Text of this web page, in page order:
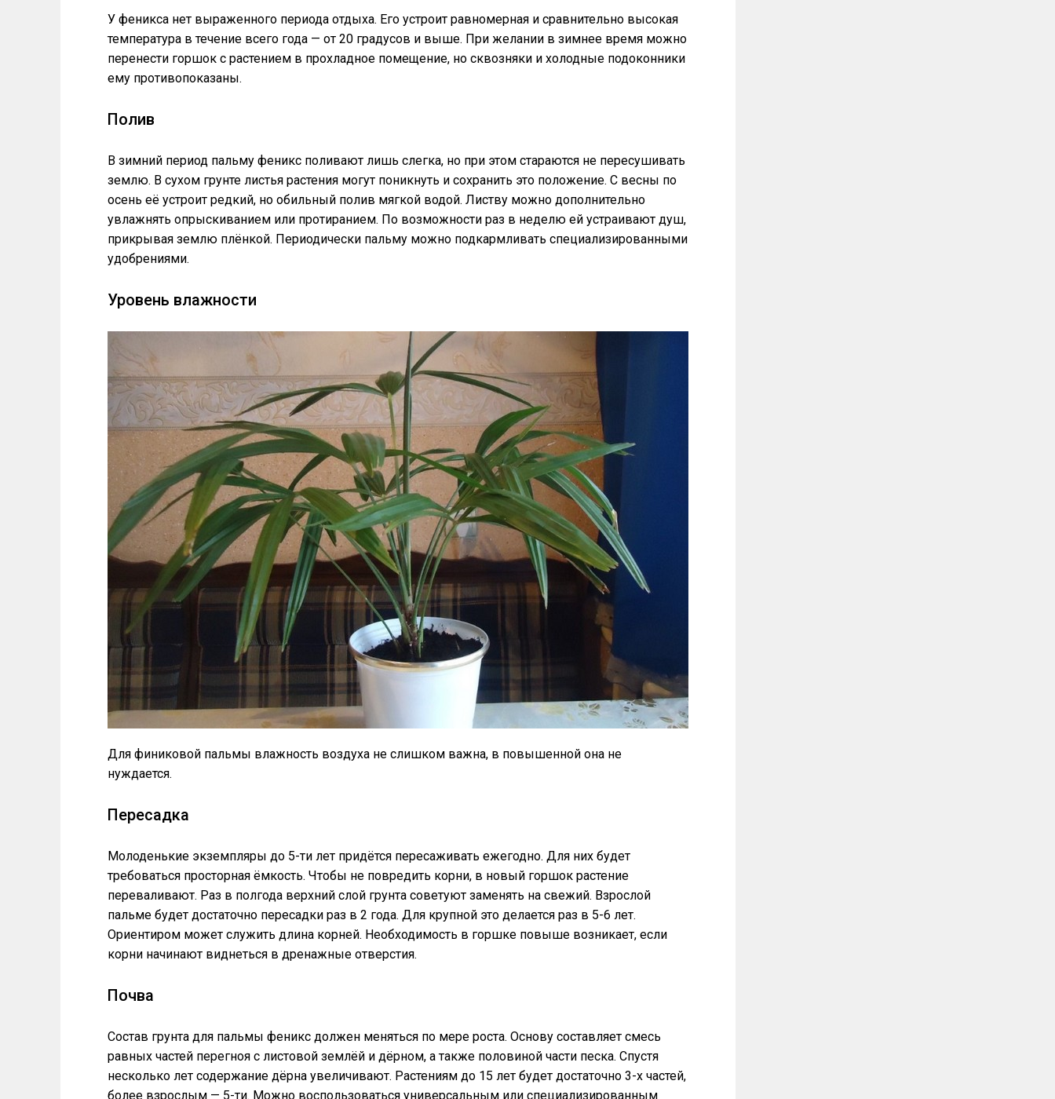
У феникса нет выраженного периода отдыха. Его устроит равномерная и сравнительно высокая
температура в течение всего года — от 20 градусов и выше. При желании в зимнее время можно
перенести горшок с растением в прохладное помещение, но сквозняки и холодные подоконники
ему противопоказаны.
Полив
В зимний период пальму феникс поливают лишь слегка, но при этом стараются не пересушивать
землю. В сухом грунте листья растения могут поникнуть и сохранить это положение. С весны по
осень её устроит редкий, но обильный полив мягкой водой. Листву можно дополнительно
увлажнять опрыскиванием или протиранием. По возможности раз в неделю ей устраивают душ,
прикрывая землю плёнкой. Периодически пальму можно подкармливать специализированными
удобрениями.
Уровень влажности
Для финиковой пальмы влажность воздуха не слишком важна, в повышенной она не
нуждается.
Пересадка
Молоденькие экземпляры до 5-ти лет придётся пересаживать ежегодно. Для них будет
требоваться просторная ёмкость. Чтобы не повредить корни, в новый горшок растение
переваливают. Раз в полгода верхний слой грунта советуют заменять на свежий. Взрослой
пальме будет достаточно пересадки раз в 2 года. Для крупной это делается раз в 5-6 лет.
Ориентиром может служить длина корней. Необходимость в горшке повыше возникает, если
корни начинают виднеться в дренажные отверстия.
Почва
Состав грунта для пальмы феникс должен меняться по мере роста. Основу составляет смесь
равных частей перегноя с листовой землёй и дёрном, а также половиной части песка. Спустя
несколько лет содержание дёрна увеличивают. Растениям до 15 лет будет достаточно 3-х частей,
более взрослым — 5-ти. Можно воспользоваться универсальным или специализированным